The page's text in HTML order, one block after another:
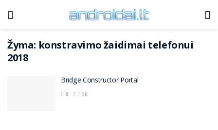
Žyma: konstravimo žaidimai telefonui
2018
Bridge Constructor Portal
0 1.6K